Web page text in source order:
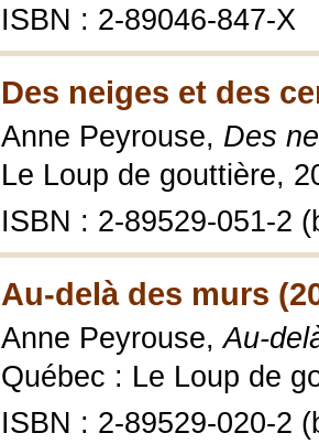
ISBN : 2-89046-847-X
Des neiges et des
Anne Peyrouse, Des
Le Loup de gouttière,
ISBN : 2-89529-051-2
Au-delà des murs
Anne Peyrouse,Au-
Québec : Le Loup de
ISBN : 2-89529-020-2